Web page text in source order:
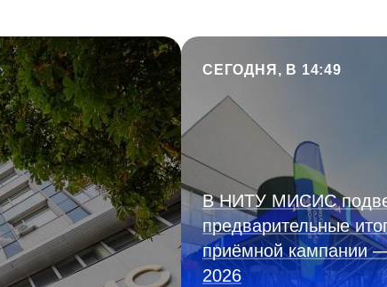
СЕГОДНЯ, В 14:49
В НИТУ МИСИС
предварительные
приёмной кампании
2026